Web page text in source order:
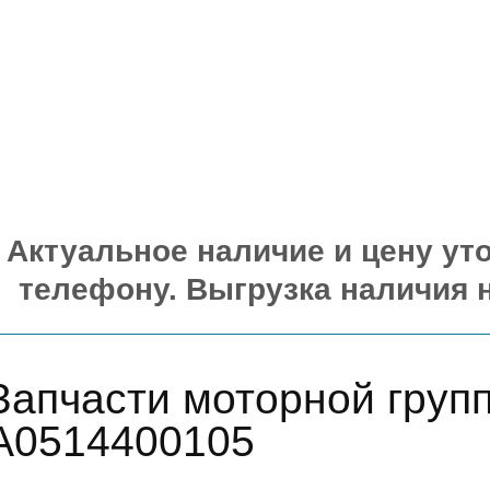
Актуальное наличие и цену
телефону. Выгрузка наличия
моторной